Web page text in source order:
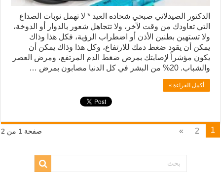
الدكتور الصيدلاني صبحي شحاده العيد * لا تهمل نوبات الصداع
التي تعاودك من وقت لآخر، ولا تتجاهل شعور بالدوار أو الدوخة،
ولا تستهين بطنين الأذن أو اضطراب الرؤية، فكل هذا وذاك
يمكن أن يقود ضغط دمك للارتفاع، وكل هذا وذاك يمكن أن
يكون مؤشراً لإصابتك بمرض ضغط الدم المرتفع، ومرض العصر
والشباب. 20% من البشر في كل الدنيا مصابون بمرض …
أكمل القراءة »
صفحة 1 من 2 1
2
»